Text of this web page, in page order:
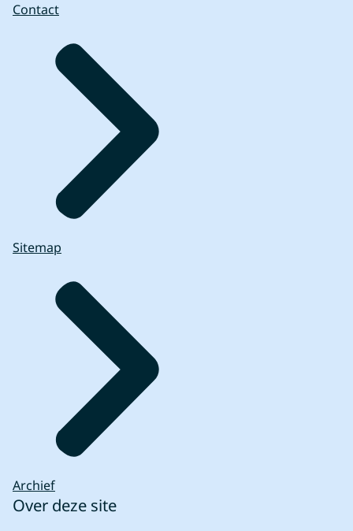
Contact
Sitemap
Archief
Over deze site